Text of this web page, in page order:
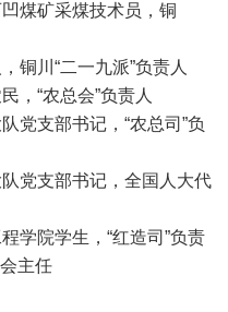
煤矿采煤技术员，铜
铜川“二一九派”负责人
，“农总会”负责人
党支部书记，“农总司”负
党支部书记，全国人大代
学院学生，“红造司”负责
主任